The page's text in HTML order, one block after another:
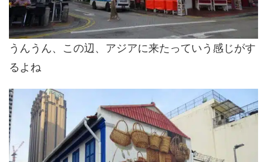
うんうん、この辺、アジアに来たっていう感じがす
るよね